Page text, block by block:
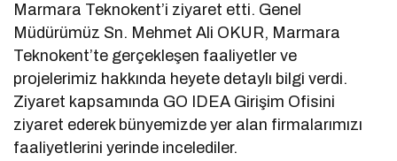
Marmara Teknokent’i ziyaret etti. Genel
Müdürümüz Sn. Mehmet Ali OKUR, Marmara
Teknokent’te gerçekleşen faaliyetler ve
projelerimiz hakkında heyete detaylı bilgi verdi.
Ziyaret kapsamında GO IDEA Girişim Ofisini
ziyaret ederek bünyemizde yer alan firmalarımızı
faaliyetlerini yerinde incelediler.